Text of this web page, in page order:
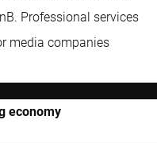
Professional services
media companies
economy